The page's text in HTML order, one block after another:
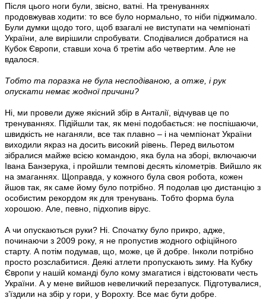
Після цього ноги були, звісно, ватні. На тренуваннях
продовжував ходити: то все було нормально, то ніби піджимало.
Були думки щодо того, щоб взагалі не виступати на чемпіонаті
України, але вирішили спробувати. Сподівалися добратися на
Кубок Європи, ставши хоча б третім або четвертим. Але не
вдалося.
Тобто та поразка не була несподіваною, а отже, і рук
опускати немає жодної причини?
Ні, ми провели дуже якісний збір в Анталії, відчував це по
тренуваннях. Підійшли так, як мені подобається: не поспішаючи,
швидкість не наганяли, все так плавно – і на чемпіонат України
виходили якраз на досить високий рівень. Перед вильотом
зібралися майже всією командою, яка була на зборі, включаючи
Івана Банзерука, і пройшли темпові десять кілометрів. Вийшло як
на змаганнях. Щоправда, у кожного була своя робота, кожен
йшов так, як саме йому було потрібно. Я подолав цю дистанцію з
особистим рекордом як для тренувань. Тобто форма була
хорошою. Але, певно, підхопив вірус.
А чи опускаються руки? Ні. Спочатку було прикро, адже,
починаючи з 2009 року, я не пропустив жодного офіційного
старту. А потім подумав, що, може, це й добре. Інколи потрібно
просто розслабитися. Деякі атлети пропускають зиму. На Кубку
Європи у нашій команді було кому змагатися і відстоювати честь
України. А у мене вийшов невеличкий перезапуск. Підготувалися,
з’їздили на збір у гори, у Ворохту. Все має бути добре.